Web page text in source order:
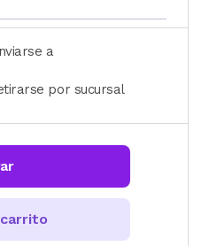
a
por sucursal